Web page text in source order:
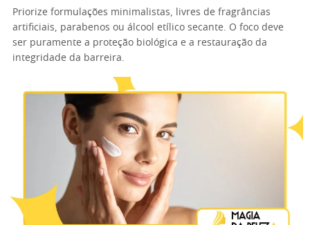
Priorize formulações minimalistas, livres de fragrâncias
artificiais, parabenos ou álcool etílico secante. O foco deve
ser puramente a proteção biológica e a restauração da
integridade da barreira.